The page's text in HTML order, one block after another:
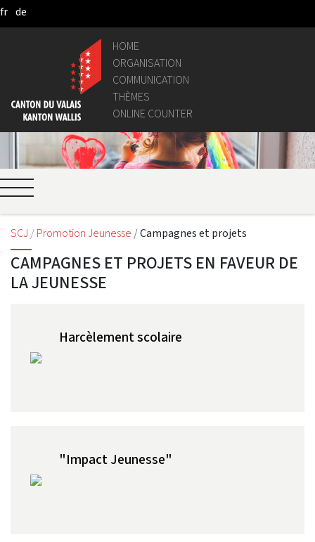
Skip to Main Content
fr de
HOME
ORGANISATION
COMMUNICATION
THÈMES
ONLINE COUNTER
SCJ Promotion Jeunesse Campagnes et projets
CAMPAGNES ET PROJETS EN FAVEUR DE
LA JEUNESSE
Harcèlement scolaire
"Impact Jeunesse"